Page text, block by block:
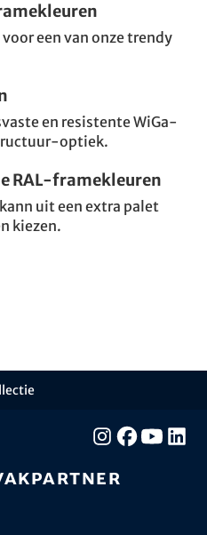
een van onze trendy
en resistente WiGa-
optiek.
RAL-framekleuren
uit een extra palet
kiezen.